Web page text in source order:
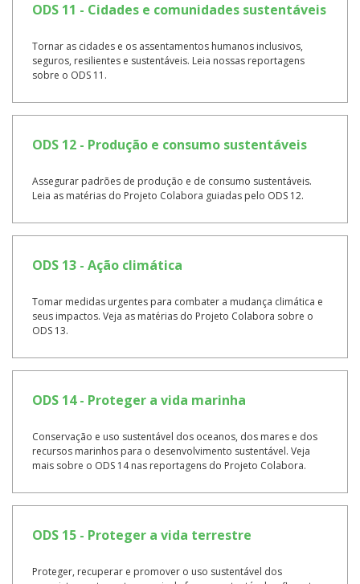
ODS 11 - Cidades e comunidades sustentáveis
Tornar as cidades e os assentamentos humanos inclusivos,
seguros, resilientes e sustentáveis. Leia nossas reportagens
sobre o ODS 11.
ODS 12 - Produção e consumo sustentáveis
Assegurar padrões de produção e de consumo sustentáveis.
Leia as matérias do Projeto Colabora guiadas pelo ODS 12.
ODS 13 - Ação climática
Tomar medidas urgentes para combater a mudança climática e
seus impactos. Veja as matérias do Projeto Colabora sobre o
ODS 13.
ODS 14 - Proteger a vida marinha
Conservação e uso sustentável dos oceanos, dos mares e dos
recursos marinhos para o desenvolvimento sustentável. Veja
mais sobre o ODS 14 nas reportagens do Projeto Colabora.
ODS 15 - Proteger a vida terrestre
Proteger, recuperar e promover o uso sustentável dos